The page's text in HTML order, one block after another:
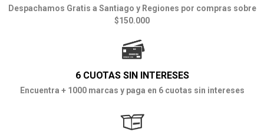
Despachamos Gratis a Santiago y Regiones por compras sobre
$150.000
6 CUOTAS SIN INTERESES
Encuentra + 1000 marcas y paga en 6 cuotas sin intereses